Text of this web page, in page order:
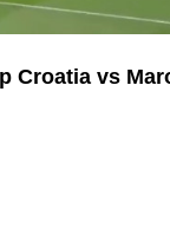
Croatia vs